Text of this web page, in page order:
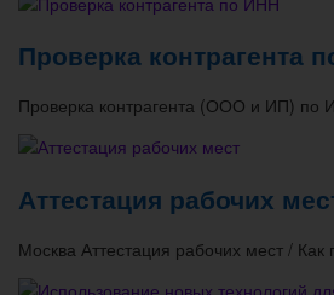
Проверка контрагента
Проверка контрагента (ООО и ИП)
Аттестация рабочих
Москва Аттестация рабочих мест /